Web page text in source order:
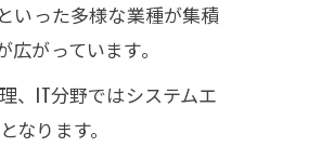
いった多様な業種が集積
がっています。
、IT分野ではシステムエ
ります。